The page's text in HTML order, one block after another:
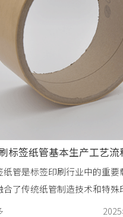
标签纸管基本生产工艺流
纸管是标签印刷行业中的重要
合了传统纸管制造技术和特殊